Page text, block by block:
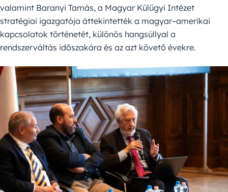
valamint Baranyi Tamás, a Magyar Külügyi Intézet
stratégiai igazgatója áttekintették a magyar–amerikai
kapcsolatok történetét, különös hangsúllyal a
rendszerváltás időszakára és az azt követő évekre.